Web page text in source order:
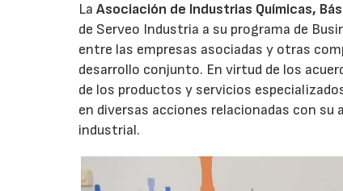
La Asociación de Industrias Químicas,
de Serveo Industria a su programa de
entre las empresas asociadas y otras
desarrollo conjunto. En virtud de los
de los productos y servicios
en diversas acciones relacionadas con
industrial.